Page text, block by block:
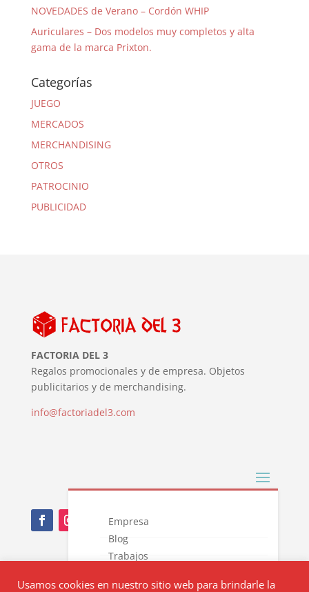
NOVEDADES de Verano – Cordón WHIP
Auriculares – Dos modelos muy completos y alta
gama de la marca Prixton.
Categorías
JUEGO
MERCADOS
MERCHANDISING
OTROS
PATROCINIO
PUBLICIDAD
FACTORIA DEL 3
Regalos promocionales y de empresa. Objetos
publicitarios y de merchandising.
info@factoriadel3.com
Empresa
Blog
Trabajos
Nota Legal
Usamos cookies en nuestro sitio web para brindarle la